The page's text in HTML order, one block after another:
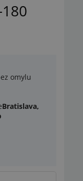
omylu
Bratislava,